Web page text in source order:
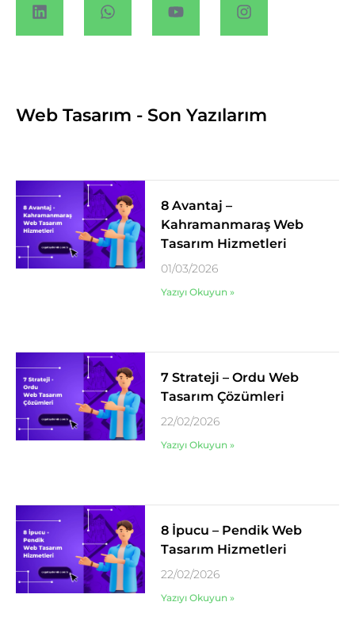
Web Tasarım - Son Yazılarım
8 Avantaj –
Kahramanmaraş Web
Tasarım Hizmetleri
01/03/2026
Yazıyı Okuyun »
7 Strateji – Ordu Web
Tasarım Çözümleri
22/02/2026
Yazıyı Okuyun »
8 İpucu – Pendik Web
Tasarım Hizmetleri
22/02/2026
Yazıyı Okuyun »